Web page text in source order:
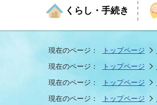
くらし・手続き
くらしの手続きガイド
生涯学習
医療
お知らせ
入札・契約
市の紹介
現在のページ： トップページ
現在のページ：
トップページ
現在のページ：
トップページ
現在のページ：
トップページ